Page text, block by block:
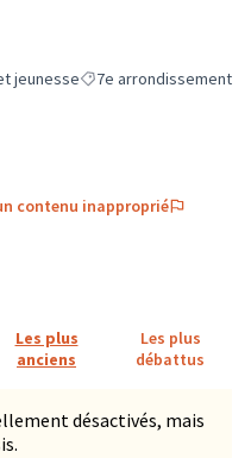
catégorie : Éducation, enfance
jeunesseFiltrer les résultats
7e arrondissement
contenu inapproprié
Les plus
anciens
Les plus
débattus
désactivés, mais